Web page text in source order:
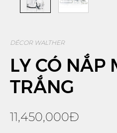
DÉCOR WALTHER
LY CÓ NẮP
TRẮNG
11,450,000Đ